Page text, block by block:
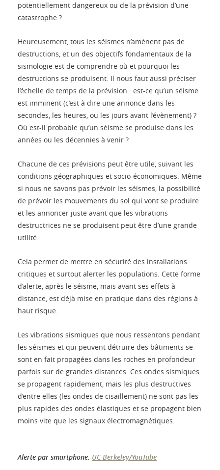
potentiellement dangereux ou de la prévision d’une
catastrophe ?
Heureusement, tous les séismes n’amènent pas de
destructions, et un des objectifs fondamentaux de la
sismologie est de comprendre où et pourquoi les
destructions se produisent. Il nous faut aussi préciser
l’échelle de temps de la prévision : est-ce qu’un séisme
est imminent (c’est à dire une annonce dans les
secondes, les heures, ou les jours avant l’évènement) ?
Où est-il probable qu’un séisme se produise dans les
années ou les décennies à venir ?
Chacune de ces prévisions peut être utile, suivant les
conditions géographiques et socio-économiques. Même
si nous ne savons pas prévoir les séismes, la possibilité
de prévoir les mouvements du sol qui vont se produire
et les annoncer juste avant que les vibrations
destructrices ne se produisent peut être d’une grande
utilité.
Cela permet de mettre en sécurité des installations
critiques et surtout alerter les populations. Cette forme
d’alerte, après le séisme, mais avant ses effets à
distance, est déjà mise en pratique dans des régions à
haut risque.
Les vibrations sismiques que nous ressentons pendant
les séismes et qui peuvent détruire des bâtiments se
sont en fait propagées dans les roches en profondeur
parfois sur de grandes distances. Ces ondes sismiques
se propagent rapidement, mais les plus destructives
d’entre elles (les ondes de cisaillement) ne sont pas les
plus rapides des ondes élastiques et se propagent bien
moins vite que les signaux électromagnétiques.
Alerte par smartphone. UC Berkeley/YouTube